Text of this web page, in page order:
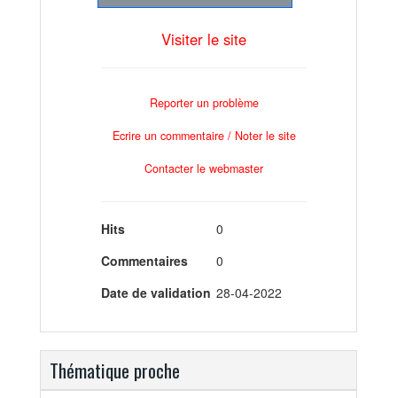
Visiter le site
Reporter un problème
Ecrire un commentaire / Noter le site
Contacter le webmaster
Hits
0
Commentaires
0
Date de validation 28-04-2022
Thématique proche